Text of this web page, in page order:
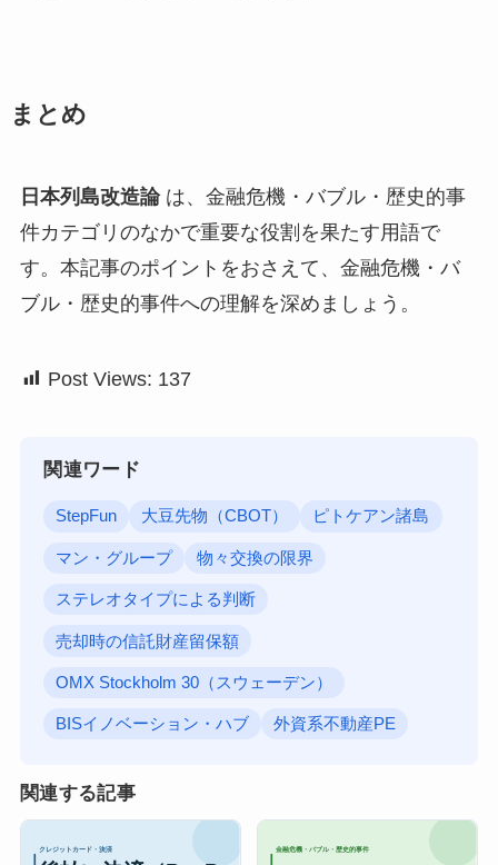
まとめ
日本列島改造論は、金融危機・バブル・歴史的事
件カテゴリのなかで重要な役割を果たす用語で
す。本記事のポイントをおさえて、金融危機・バ
ブル・歴史的事件への理解を深めましょう。
Post Views: 137
関連ワード
StepFun 大豆先物（CBOT） ピトケアン諸島
マン・グループ 物々交換の限界
ステレオタイプによる判断
売却時の信託財産留保額
OMX Stockholm 30（スウェーデン）
BISイノベーション・ハブ 外資系不動産PE
関連する記事